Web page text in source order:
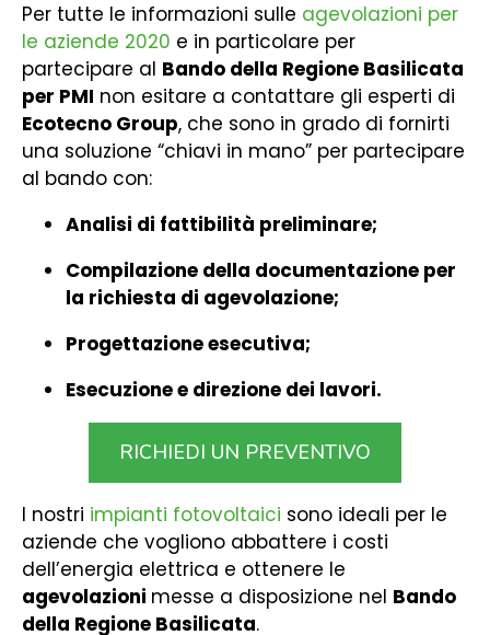
Per tutte le informazioni sulle agevolazioni per
le aziende 2020 e in particolare per
partecipare al Bando della Regione Basilicata
per PMI non esitare a contattare gli esperti di
Ecotecno Group, che sono in grado di fornirti
una soluzione “chiavi in mano” per partecipare
al bando con:
Analisi di fattibilità preliminare;
Compilazione della documentazione per
la richiesta di agevolazione;
Progettazione esecutiva;
Esecuzione e direzione dei lavori.
RICHIEDI UN PREVENTIVO
I nostri impianti fotovoltaici sono ideali per le
aziende che vogliono abbattere i costi
dell’energia elettrica e ottenere le
agevolazioni messe a disposizione nel Bando
della Regione Basilicata.